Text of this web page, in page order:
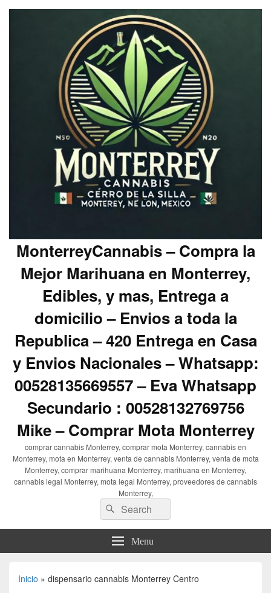
MonterreyCannabis – Compra la
Mejor Marihuana en Monterrey,
Edibles, y mas, Entrega a
domicilio – Envios a toda la
Republica – 420 Entrega en Casa
y Envios Nacionales – Whatsapp:
00528135669557 – Eva Whatsapp
Secundario : 00528132769756
Mike – Comprar Mota Monterrey
comprar cannabis Monterrey, comprar mota Monterrey, cannabis en
Monterrey, mota en Monterrey, venta de cannabis Monterrey, venta de mota
Monterrey, comprar marihuana Monterrey, marihuana en Monterrey,
cannabis legal Monterrey, mota legal Monterrey, proveedores de cannabis
Monterrey,
Search
for:
Search
Menu
Inicio » dispensario cannabis Monterrey Centro